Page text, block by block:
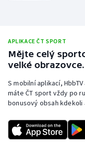
Ragby
Rychlobruslení
Rychlostní
Sportovní střelba
APLIKACE ČT SPORT
Mějte celý
velké obrazovce.
S mobilní aplikací,
máte ČT sport vždy po
bonusový obsah kdekoli